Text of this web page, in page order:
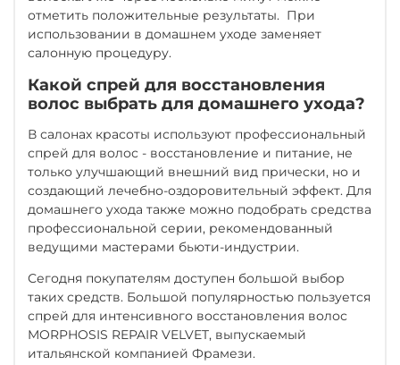
отметить положительные результаты. При
использовании в домашнем уходе заменяет
салонную процедуру.
Какой спрей для восстановления
волос выбрать для домашнего ухода?
В салонах красоты используют профессиональный
спрей для волос - восстановление и питание, не
только улучшающий внешний вид прически, но и
создающий лечебно-оздоровительный эффект. Для
домашнего ухода также можно подобрать средства
профессиональной серии, рекомендованный
ведущими мастерами бьюти-индустрии.
Сегодня покупателям доступен большой выбор
таких средств. Большой популярностью пользуется
спрей для интенсивного восстановления волос
MORPHOSIS REPAIR VELVET, выпускаемый
итальянской компанией Фрамези.